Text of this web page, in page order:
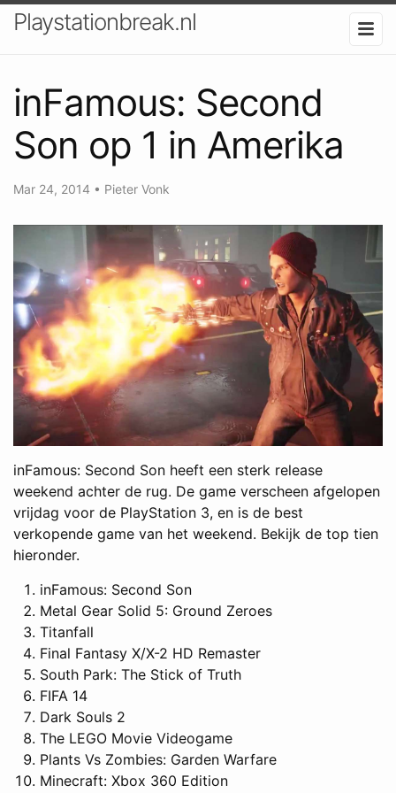
Playstationbreak.nl
inFamous: Second
Son op 1 in Amerika
Mar 24, 2014 • Pieter Vonk
inFamous: Second Son heeft een sterk release
weekend achter de rug. De game verscheen afgelopen
vrijdag voor de PlayStation 3, en is de best
verkopende game van het weekend. Bekijk de top tien
hieronder.
inFamous: Second Son
Metal Gear Solid 5: Ground Zeroes
Titanfall
Final Fantasy X/X-2 HD Remaster
South Park: The Stick of Truth
FIFA 14
Dark Souls 2
The LEGO Movie Videogame
Plants Vs Zombies: Garden Warfare
Minecraft: Xbox 360 Edition